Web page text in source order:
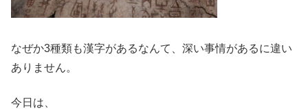
なぜか3種類も漢字があるなんて、深い事情があるに違い
ありません。
今日は、